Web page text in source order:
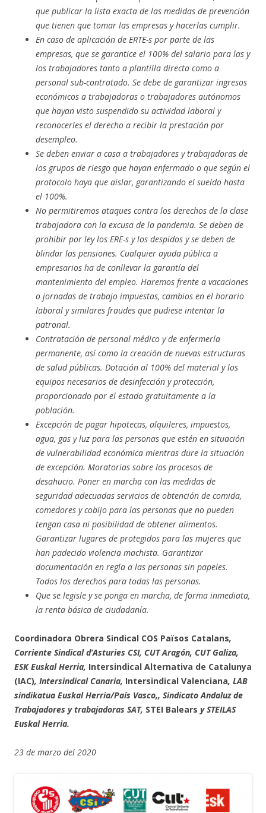
que publicar la lista exacta de las medidas de prevención
que tienen que tomar las empresas y hacerlas cumplir.
En caso de aplicación de ERTE-s por parte de las
empresas, que se garantice el 100% del salario para las y
los trabajadores tanto a plantilla directa como a
personal sub-contratado. Se debe de garantizar ingresos
económicos a trabajadoras o trabajadores autónomos
que hayan visto suspendido su actividad laboral y
reconocerles el derecho a recibir la prestación por
desempleo.
Se deben enviar a casa a trabajadores y trabajadoras de
los grupos de riesgo que hayan enfermado o que según el
protocolo haya que aislar, garantizando el sueldo hasta
el 100%.
No permitiremos ataques contra los derechos de la clase
trabajadora con la excusa de la pandemia. Se deben de
prohibir por ley los ERE-s y los despidos y se deben de
blindar las pensiones. Cualquier ayuda pública a
empresarios ha de conllevar la garantía del
mantenimiento del empleo. Haremos frente a vacaciones
o jornadas de trabajo impuestas, cambios en el horario
laboral y similares fraudes que pudiese intentar la
patronal.
Contratación de personal médico y de enfermería
permanente, así como la creación de nuevas estructuras
de salud públicas. Dotación al 100% del material y los
equipos necesarios de desinfección y protección,
proporcionado por el estado gratuitamente a la
población.
Excepción de pagar hipotecas, alquileres, impuestos,
agua, gas y luz para las personas que estén en situación
de vulnerabilidad económica mientras dure la situación
de excepción. Moratorias sobre los procesos de
desahucio. Poner en marcha con las medidas de
seguridad adecuadas servicios de obtención de comida,
comedores y cobijo para las personas que no pueden
tengan casa ni posibilidad de obtener alimentos.
Garantizar lugares de protegidos para las mujeres que
han padecido violencia machista. Garantizar
documentación en regla a las personas sin papeles.
Todos los derechos para todas las personas.
Que se legisle y se ponga en marcha, de forma inmediata,
la renta básica de ciudadanía.
Coordinadora Obrera Sindical COS Països Catalans,
Corriente Sindical d’Asturies CSI, CUT Aragón, CUT Galiza,
ESK Euskal Herria, Intersindical Alternativa de Catalunya
(IAC), Intersindical Canaria, Intersindical Valenciana, LAB
sindikatua Euskal Herria/País Vasco,, Sindicato Andaluz de
Trabajadores y trabajadoras SAT, STEI Balears y STEILAS
Euskal Herria.
23 de marzo del 2020